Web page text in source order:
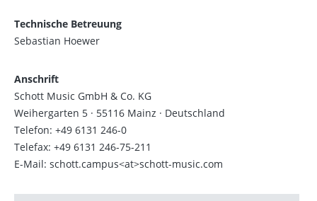
Technische Betreuung
Sebastian Hoewer
Anschrift
Schott Music GmbH & Co. KG
Weihergarten 5 · 55116 Mainz · Deutschland
Telefon: +49 6131 246-0
Telefax: +49 6131 246-75-211
E-Mail: schott.campus<at>schott-music.com